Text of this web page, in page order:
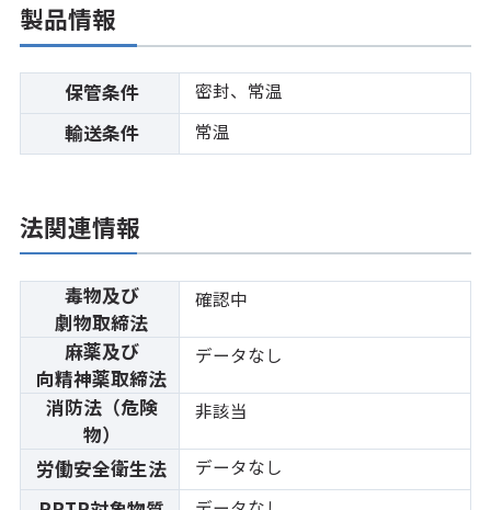
製品情報
保管条件 密封、常温
輸送条件 常温
法関連情報
毒物及び
劇物取締法
確認中
麻薬及び
向精神薬取締法
データなし
消防法（危険
物）
非該当
労働安全衛生法 データなし